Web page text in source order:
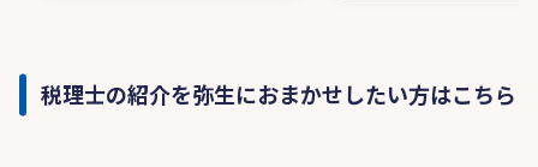
税理士の紹介を弥生におまかせしたい方はこちら